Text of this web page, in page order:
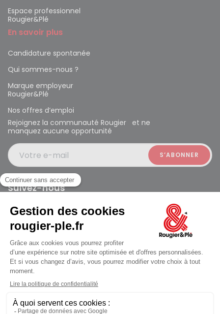
jusqu'au Lundi à 09:30
Espace professionnel
Rougier&Plé
En savoir plus
Candidature spontanée
Qui sommes-nous ?
Marque employeur
Rougier&Plé
Nos offres d’emploi
Rejoignez la communauté Rougier et ne
manquez aucune opportunité
Votre e-mail
Suivez-nous
Rougier et Plé 2024 Copyright
Mentions légales
Conditions générales des ventes